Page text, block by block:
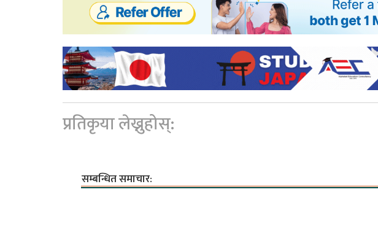
प्रतिकृया लेख्नुहोस्:
सम्बन्धित समाचार: